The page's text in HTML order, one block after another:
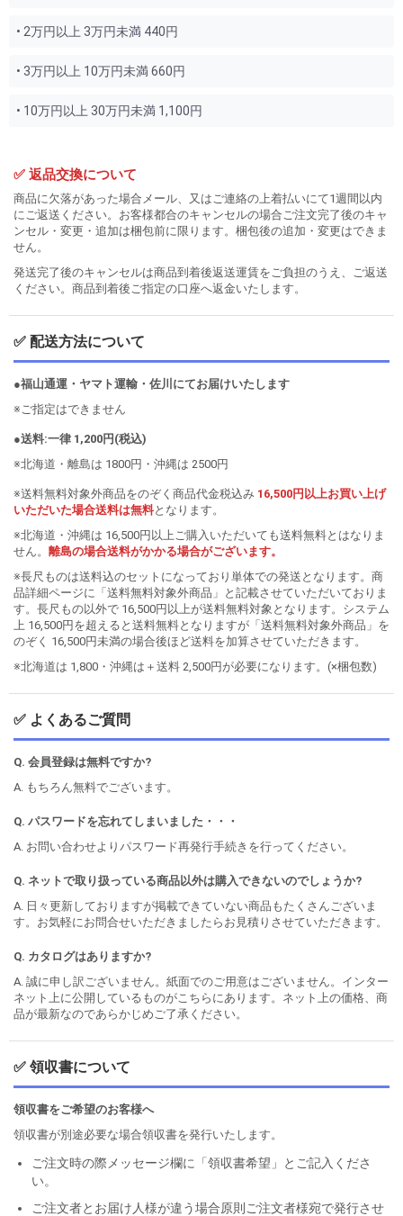
• 2万円以上 3万円未満 440円
• 3万円以上 10万円未満 660円
• 10万円以上 30万円未満 1,100円
✅ 返品交換について
商品に欠落があった場合メール、又はご連絡の上着払いにて1週間以内
にご返送ください。お客様都合のキャンセルの場合ご注文完了後のキャ
ンセル・変更・追加は梱包前に限ります。梱包後の追加・変更はできま
せん。
発送完了後のキャンセルは商品到着後返送運賃をご負担のうえ、ご返送
ください。商品到着後ご指定の口座へ返金いたします。
✅ 配送方法について
●福山通運・ヤマト運輸・佐川にてお届けいたします
※ご指定はできません
●送料:一律 1,200円(税込)
※北海道・離島は 1800円・沖縄は 2500円
※送料無料対象外商品をのぞく商品代金税込み 16,500円以上お買い上げ
いただいた場合送料は無料となります。
※北海道・沖縄は 16,500円以上ご購入いただいても送料無料とはなりま
せん。 離島の場合送料がかかる場合がございます。
※長尺ものは送料込のセットになっており単体での発送となります。商
品詳細ページに「送料無料対象外商品」と記載させていただいておりま
す。長尺もの以外で 16,500円以上が送料無料対象となります。システム
上 16,500円を超えると送料無料となりますが「送料無料対象外商品」を
のぞく 16,500円未満の場合後ほど送料を加算させていただきます。
※北海道は 1,800・沖縄は＋送料 2,500円が必要になります。(×梱包数)
✅ よくあるご質問
Q. 会員登録は無料ですか?
A. もちろん無料でございます。
Q. パスワードを忘れてしまいました・・・
A. お問い合わせよりパスワード再発行手続きを行ってください。
Q. ネットで取り扱っている商品以外は購入できないのでしょうか?
A. 日々更新しておりますが掲載できていない商品もたくさんございま
す。お気軽にお問合せいただきましたらお見積りさせていただきます。
Q. カタログはありますか?
A. 誠に申し訳ございません。紙面でのご用意はございません。インター
ネット上に公開しているものがこちらにあります。ネット上の価格、商
品が最新なのであらかじめご了承ください。
✅ 領収書について
領収書をご希望のお客様へ
領収書が別途必要な場合領収書を発行いたします。
ご注文時の際メッセージ欄に「領収書希望」とご記入くださ
い。
ご注文者とお届け人様が違う場合原則ご注文者様宛で発行させ